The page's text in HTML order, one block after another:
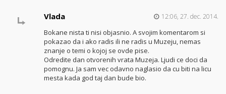
Vlada 12:06, 27. dec. 2014.
Bokane nista ti nisi objasnio. A svojim komentarom si
pokazao da i ako radis ili ne radis u Muzeju, nemas
znanje o temi o kojoj se ovde pise.
Odredite dan otvorenih vrata Muzeja. Ljudi ce doci da
pomognu. Ja sam vec odavno naglasio da cu biti na licu
mesta kada god taj dan bude bio.